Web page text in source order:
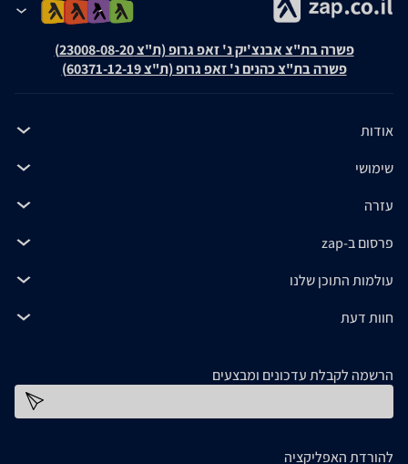
פשרה בת"צ אבנצ'יק נ' זאפ גרופ (ת"צ 23008-08-20)
פשרה בת"צ כהנים נ' זאפ גרופ (ת"צ 60371-12-19)
אודות
שימושי
עזרה
פרסום ב-zap
עולמות התוכן שלנו
חוות דעת
הרשמה לקבלת עדכונים ומבצעים
להורדת האפליקציה